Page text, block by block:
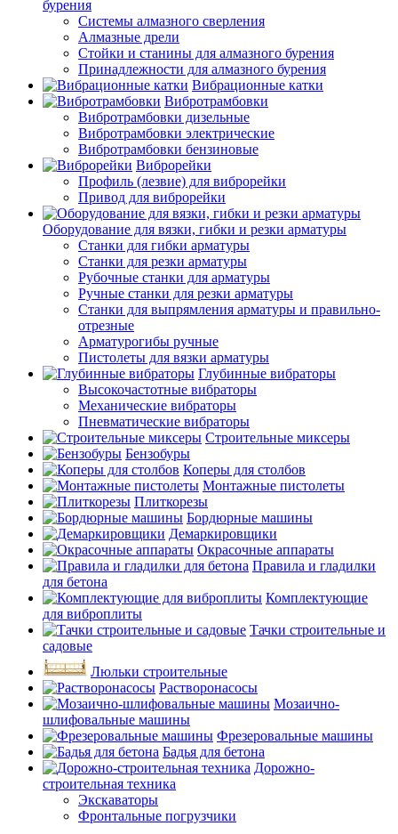
бурения
Системы алмазного сверления
Алмазные дрели
Стойки и станины для алмазного бурения
Принадлежности для алмазного бурения
Вибрационные катки
Вибротрамбовки
Вибротрамбовки дизельные
Вибротрамбовки электрические
Вибротрамбовки бензиновые
Виброрейки
Профиль (лезвие) для виброрейки
Привод для виброрейки
Оборудование для вязки, гибки и резки арматуры
Станки для гибки арматуры
Станки для резки арматуры
Рубочные станки для арматуры
Ручные станки для резки арматуры
Станки для выпрямления арматуры и правильно-
отрезные
Арматурогибы ручные
Пистолеты для вязки арматуры
Глубинные вибраторы
Высокочастотные вибраторы
Механические вибраторы
Пневматические вибраторы
Строительные миксеры
Бензобуры
Коперы для столбов
Монтажные пистолеты
Плиткорезы
Бордюрные машины
Демаркировщики
Окрасочные аппараты
Правила и гладилки
для бетона
Комплектующие
для виброплиты
Тачки строительные и
садовые
Люльки строительные
Растворонасосы
Мозаично-
шлифовальные машины
Фрезеровальные машины
Бадья для бетона
Дорожно-
строительная техника
Экскаваторы
Фронтальные погрузчики